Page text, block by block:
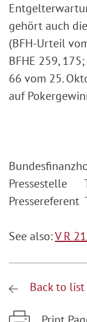
gehört auch
(BFH-Urteil
BFHE 259,
66 vom 25.
auf
Pressestelle
Pressereferent
See also:V R
Back to